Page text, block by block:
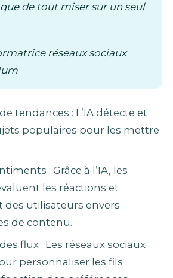
de tout miser sur un seul
réseaux sociaux
tendances : L’IA détecte et
populaires pour les mettre
: Grâce à l’IA, les
les réactions et
des utilisateurs envers
de contenu.
flux : Les réseaux sociaux
personnaliser les fils